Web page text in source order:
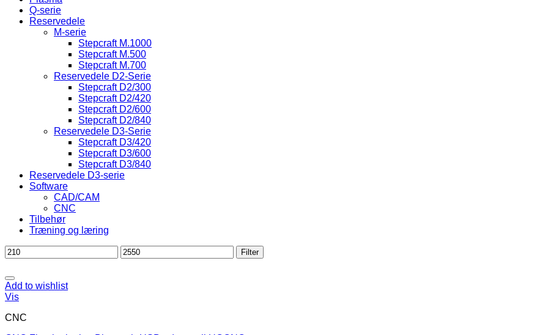
Q-serie
Reservedele
M-serie
Stepcraft M.1000
Stepcraft M.500
Stepcraft M.700
Reservedele D2-Serie
Stepcraft D2/300
Stepcraft D2/420
Stepcraft D2/600
Stepcraft D2/840
Reservedele D3-Serie
Stepcraft D3/420
Stepcraft D3/600
Stepcraft D3/840
Reservedele D3-serie
Software
CAD/CAM
CNC
Tilbehør
Træning og læring
Mindste
pris
Højeste
pris
Filter
Add to wishlist
Vis
CNC